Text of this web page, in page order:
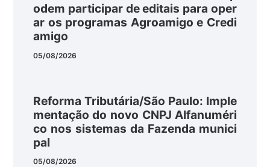
odem participar de editais para oper
ar os programas Agroamigo e Credi
amigo
05/08/2026
Reforma Tributária/São Paulo: Imple
mentação do novo CNPJ Alfanuméri
co nos sistemas da Fazenda munici
pal
05/08/2026